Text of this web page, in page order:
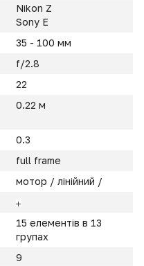
Nikon Z
Sony E
35 - 100 мм
f/2.8
22
0.22 м
0.3
full frame
мотор / лінійний /
15 елементів в 13
групах
9